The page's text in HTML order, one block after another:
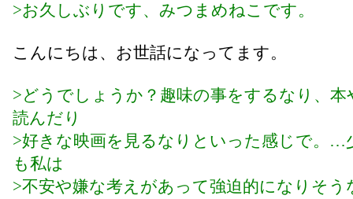
>お久しぶりです、みつまめねこです。
こんにちは、お世話になってます。
>どうでしょうか？趣味の事をするなり、本
読んだり
>好きな映画を見るなりといった感じで。…
も私は
>不安や嫌な考えがあって強迫的になりそう